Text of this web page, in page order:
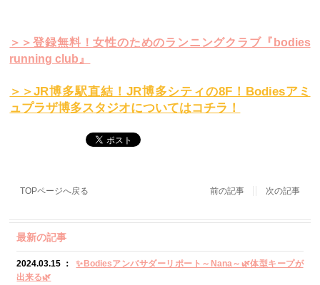
＞＞登録無料！女性のためのランニングクラブ『bodies
running club』
＞＞JR博多駅直結！JR博多シティの8F！Bodiesアミ
ュプラザ博多スタジオについてはコチラ！
TOPページへ戻る 前の記事 次の記事
最新の記事
2024.03.15 ：
✨Bodiesアンバサダーリポート～Nana～🌿体型キープが
出来る🌿